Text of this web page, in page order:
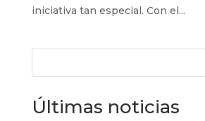
iniciativa tan especial. Con el...
Últimas noticias